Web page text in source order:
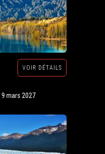
VOIR DÉTAILS
mars 2027